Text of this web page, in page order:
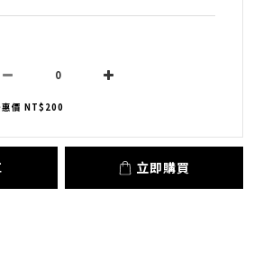
惠價 NT$200
立即購買